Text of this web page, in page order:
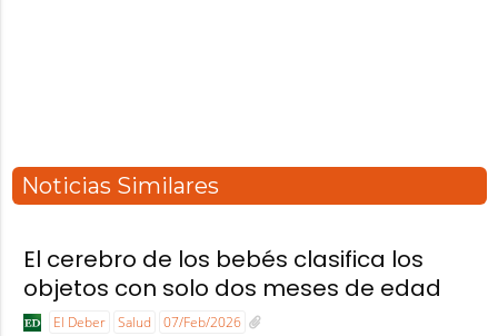
Noticias Similares
El cerebro de los bebés clasifica los
objetos con solo dos meses de edad
El Deber Salud 07/Feb/2026